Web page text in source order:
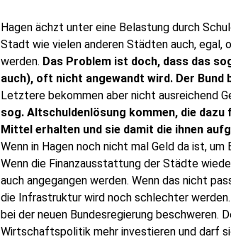
Hagen ächzt unter eine Belastung durch
Stadt wie vielen anderen Städten auch, egal,
werden. Das Problem ist doch, dass das
auch), oft nicht angewandt wird. Der Bund
Letztere bekommen aber nicht ausreichend
sog. Altschuldenlösung kommen, die
Mittel erhalten und sie damit die ihnen
Wenn in Hagen noch nicht mal Geld da ist,
Wenn die Finanzausstattung der Städte
auch angegangen werden. Wenn das nicht
die Infrastruktur wird noch schlechter werden.
bei der neuen Bundesregierung beschweren.
Wirtschaftspolitik mehr investieren und darf